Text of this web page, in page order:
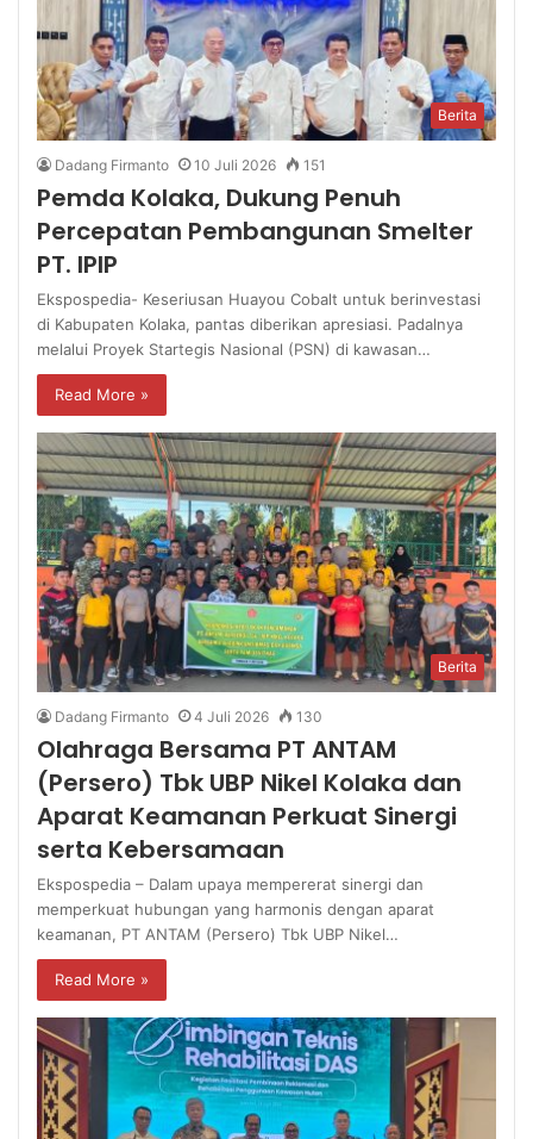
Berita
Dadang Firmanto 10 Juli 2026 151
Pemda Kolaka, Dukung Penuh
Percepatan Pembangunan Smelter
PT. IPIP
Ekspospedia- Keseriusan Huayou Cobalt untuk berinvestasi
di Kabupaten Kolaka, pantas diberikan apresiasi. Padalnya
melalui Proyek Startegis Nasional (PSN) di kawasan…
Read More »
Berita
Dadang Firmanto 4 Juli 2026 130
Olahraga Bersama PT ANTAM
(Persero) Tbk UBP Nikel Kolaka dan
Aparat Keamanan Perkuat Sinergi
serta Kebersamaan
Ekspospedia – Dalam upaya mempererat sinergi dan
memperkuat hubungan yang harmonis dengan aparat
keamanan, PT ANTAM (Persero) Tbk UBP Nikel…
Read More »